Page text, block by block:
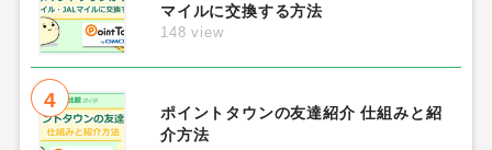
マイルに交換する方法
148 view
4
ポイントタウンの友達紹介 仕組みと紹
介方法